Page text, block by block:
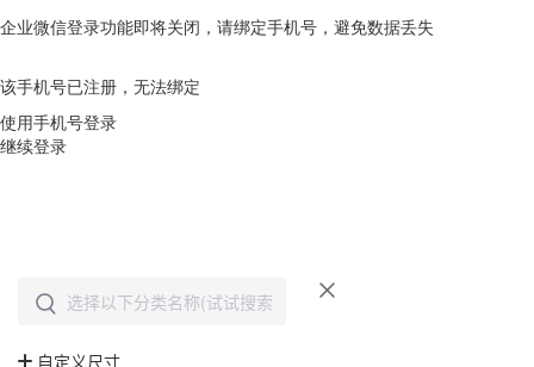
企业微信登录功能即将关闭，请绑定手机号，避免数据丢失
该手机号已注册，无法绑定
使用手机号登录
继续登录